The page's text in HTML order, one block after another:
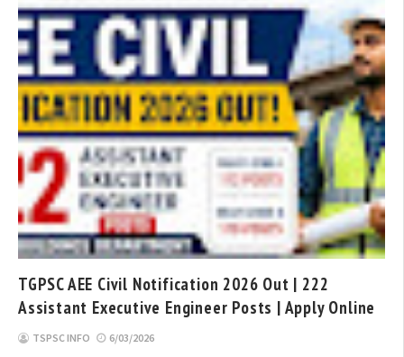
TGPSC AEE Civil Notification 2026 Out | 222
Assistant Executive Engineer Posts | Apply Online
TSPSC INFO 6/03/2026